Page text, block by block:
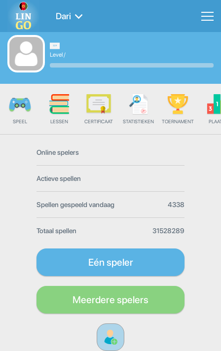
Dari
Level/
SPEEL LESSEN CERTIFICAAT STATISTIEKEN TOERNAMENT
Online spelers
Actieve spellen
Spellen gespeeld vandaag 4338
Totaal spellen 31528289
Eén speler
Meerdere spelers